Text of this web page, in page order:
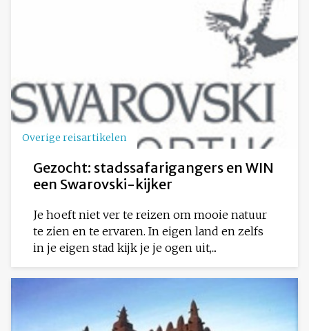
Overige reisartikelen
Gezocht: stadssafarigangers en WIN
een Swarovski-kijker
Je hoeft niet ver te reizen om mooie natuur
te zien en te ervaren. In eigen land en zelfs
in je eigen stad kijk je je ogen uit,...